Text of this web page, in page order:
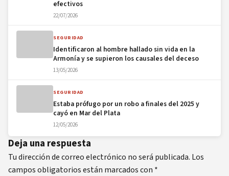
efectivos
22/07/2026
SEGURIDAD
Identificaron al hombre hallado sin vida en la
Armonía y se supieron los causales del deceso
13/05/2026
SEGURIDAD
Estaba prófugo por un robo a finales del 2025 y
cayó en Mar del Plata
12/05/2026
Deja una respuesta
Tu dirección de correo electrónico no será publicada. Los
campos obligatorios están marcados con *